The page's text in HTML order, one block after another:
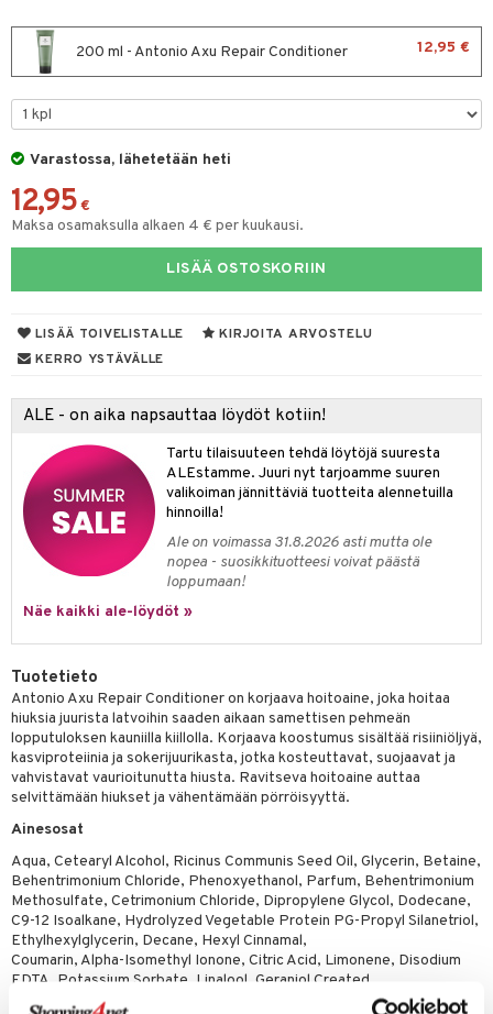
200 ml - Antonio Axu Repair Conditioner 12,95 €
Varastossa, lähetetään heti
12,95 €
Maksa osamaksulla alkaen 4 € per kuukausi.
LISÄÄ OSTOSKORIIN
LISÄÄ TOIVELISTALLE
KIRJOITA ARVOSTELU
KERRO YSTÄVÄLLE
ALE - on aika napsauttaa löydöt kotiin!
Tartu tilaisuuteen tehdä löytöjä suuresta
ALEstamme. Juuri nyt tarjoamme suuren
valikoiman jännittäviä tuotteita alennetuilla
hinnoilla!
Ale on voimassa 31.8.2026 asti mutta ole
nopea - suosikkituotteesi voivat päästä
loppumaan!
Näe kaikki ale-löydöt »
Tuotetieto
Antonio Axu Repair Conditioner on korjaava hoitoaine, joka hoitaa
hiuksia juurista latvoihin saaden aikaan samettisen pehmeän
lopputuloksen kauniilla kiillolla. Korjaava koostumus sisältää risiiniöljyä,
kasviproteiinia ja sokerijuurikasta, jotka kosteuttavat, suojaavat ja
vahvistavat vaurioitunutta hiusta. Ravitseva hoitoaine auttaa
selvittämään hiukset ja vähentämään pörröisyyttä.
Ainesosat
Aqua, Cetearyl Alcohol, Ricinus Communis Seed Oil, Glycerin, Betaine,
Behentrimonium Chloride, Phenoxyethanol, Parfum, Behentrimonium
Methosulfate, Cetrimonium Chloride, Dipropylene Glycol, Dodecane,
C9-12 Isoalkane, Hydrolyzed Vegetable Protein PG-Propyl Silanetriol,
Ethylhexylglycerin, Decane, Hexyl Cinnamal,
Coumarin, Alpha-Isomethyl Ionone, Citric Acid, Limonene, Disodium
EDTA, Potassium Sorbate, Linalool, Geraniol Created
& Antifrizz
tuotteet
& Geeli
hoito
iho
iho
iho
Päivävoide
hoito
tarvikkeet
/ Kajaali
&
Lapset
Set
tuotteet
hoito
poisto
hoito
& saippuat
tuotteet
& Viikset
shave balm
shave lotion
de cologne
de toilette
poisto
hoito
& saippuat
10
1: Puhdistus
2: Kirkastus
3: Kosteutus
ja Vartalonhoito
Huulten Hoito
Elixir
Happy
Happy For Men
Miehille
& vastauksia